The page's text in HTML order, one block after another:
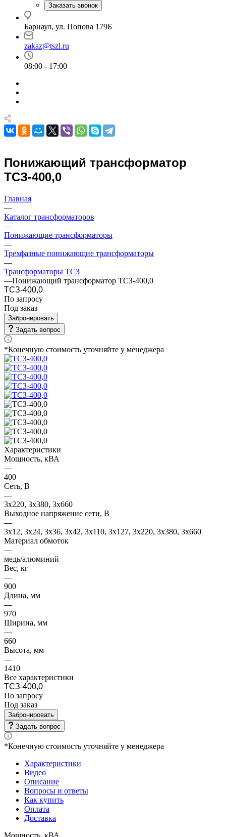
Заказать звонок
Барнаул, ул. Попова 179Б
zakaz@tszl.ru
08:00 - 17:00
Понижающий трансформатор
ТСЗ-400,0
Главная
—
Каталог трансформаторов
—
Понижающие трансформаторы
—
Трехфазные понижающие трансформаторы
—
Трансформаторы ТСЗ
—Понижающий трансформатор ТСЗ-400,0
ТСЗ-400,0
По запросу
Под заказ
Забронировать
Задать вопрос
*Конечную стоимость уточняйте у менеджера
Характеристики
Мощность, кВА
—
400
Сеть, В
—
3x220, 3х380, 3x660
Выходное напряжение сети, В
—
3x12, 3x24, 3x36, 3x42, 3x110, 3x127, 3x220, 3x380, 3x660
Материал обмоток
—
медь/алюминий
Вес, кг
—
900
Длина, мм
—
970
Ширина, мм
—
660
Высота, мм
—
1410
Все характеристики
ТСЗ-400,0
По запросу
Под заказ
Забронировать
Задать вопрос
*Конечную стоимость уточняйте у менеджера
Характеристики
Видео
Описание
Вопросы и ответы
Как купить
Оплата
Доставка
Мощность, кВА